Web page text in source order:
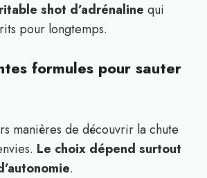
shot d’adrénaline qui
pour longtemps.
formules pour sauter
manières de découvrir la chute
Le choix dépend surtout
.